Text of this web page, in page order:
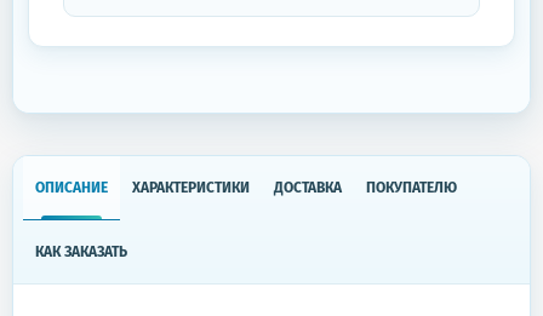
ОПИСАНИЕ ХАРАКТЕРИСТИКИ ДОСТАВКА ПОКУПАТЕЛЮ
КАК ЗАКАЗАТЬ